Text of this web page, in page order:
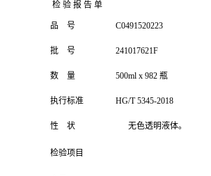
检 验 报 告 单
品 号 C0491520223
批 号 241017621F
数 量 500ml x 982 瓶
执行标准 HG/T 5345-2018
性 状 无色透明液体。
检验项目